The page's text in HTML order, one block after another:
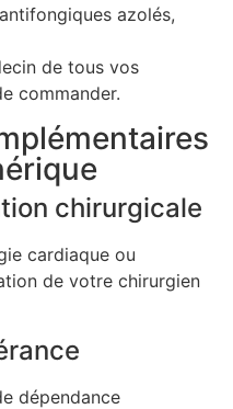
azolés,
de tous vos
commander.
chirurgicale
cardiaque ou
de votre chirurgien
dépendance